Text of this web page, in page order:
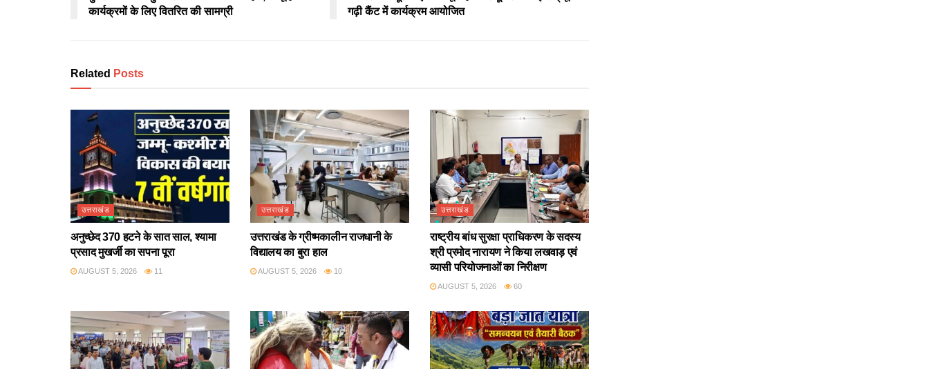
कार्यक्रमों के लिए वितरित की सामग्री
गढ़ी कैंट में कार्यक्रम आयोजित
Related Posts
उत्तराखंड
अनुच्छेद 370 हटने के सात साल, श्यामा
प्रसाद मुखर्जी का सपना पूरा
AUGUST 5, 2026 11
उत्तराखंड
उत्तराखंड के ग्रीष्मकालीन राजधानी के
विद्यालय का बुरा हाल
AUGUST 5, 2026 10
उत्तराखंड
राष्ट्रीय बांध सुरक्षा प्राधिकरण के सदस्य
श्री प्रमोद नारायण ने किया लखवाड़ एवं
व्यासी परियोजनाओं का निरीक्षण
AUGUST 5, 2026 60